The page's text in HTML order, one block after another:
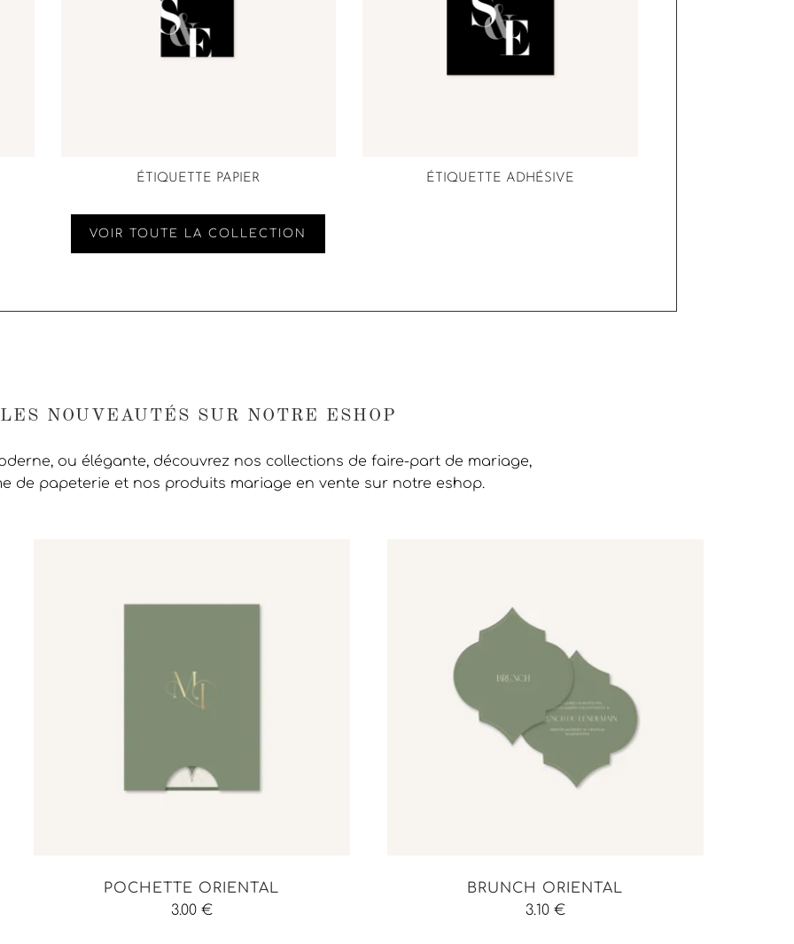
ÉTIQUETTE PAPIER ÉTIQUETTE ADHÉSIVE
VOIR TOUTE LA COLLECTION
LES NOUVEAUTÉS SUR NOTRE ESHOP
ou élégante, découvrez nos collections de faire-part de mariage,
de papeterie et nos produits mariage en vente sur notre eshop.
POCHETTE ORIENTAL
3.00 €
BRUNCH ORIENTAL
3.10 €